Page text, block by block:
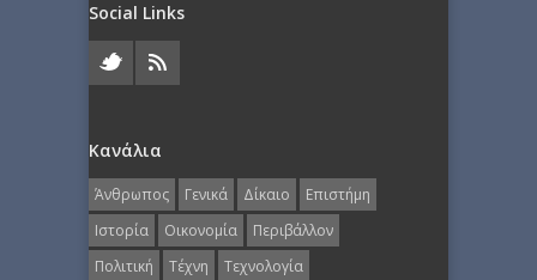
Social Links
Κανάλια
Άνθρωπος Γενικά Δίκαιο
Επιστήμη
Ιστορία
Οικονομία
Περιβάλλον
Πολιτική
Τέχνη Τεχνολογία